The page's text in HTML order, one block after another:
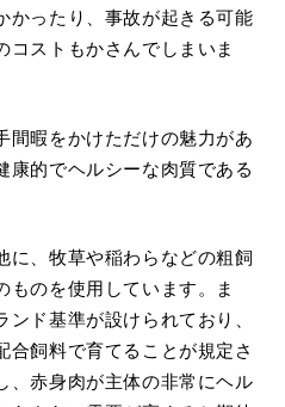
かったり、事故が起きる可能
コストもかさんでしまいま
暇をかけただけの魅力があ
康的でヘルシーな肉質である
、牧草や稲わらなどの粗飼
ものを使用しています。ま
ド基準が設けられており、
合飼料で育てることが規定さ
、赤身肉が主体の非常にヘル